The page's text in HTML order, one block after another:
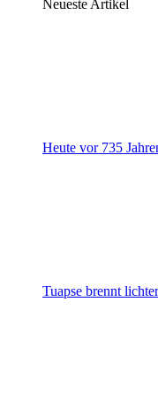
Neueste Artikel
Heute vor 735
Tuapse brennt